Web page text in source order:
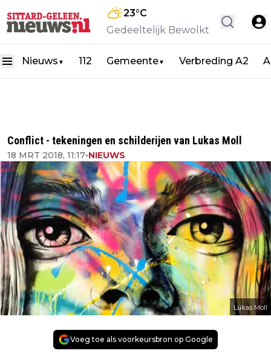
23°C
Gedeeltelijk Bewolkt
Nieuws ▼ 112 Gemeente▼ Verbreding A2
Conflict - tekeningen en schilderijen van Lukas Moll
18 MRT 2018, 11:17•NIEUWS
Lukas Moll
Voeg toe als voorkeursbron op Google